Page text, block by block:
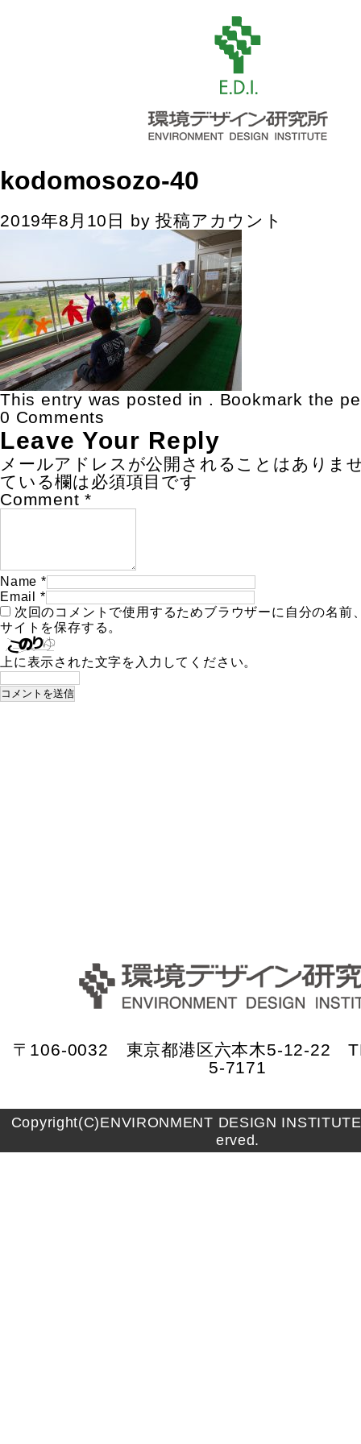
kodomosozo-40
2019年8月10日 by投稿アカウント
This entry was posted in . Bookmark the
0 Comments
Leave Your Reply
メールアドレスが公開されることはありま
ている欄は必須項目です
Comment *
Name *
Email
*
次回のコメントで使用するためブラウザーに自分の名前
サイトを保存する。
上に表示された文字を入力してください。
〒106-0032 東京都港区六本木5-12-22
5-7171
Copyright(C)ENVIRONMENT DESIGN
erved.